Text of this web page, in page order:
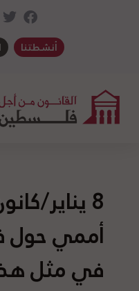
أنشطتنا
8 يناير/
أممي
في مثل